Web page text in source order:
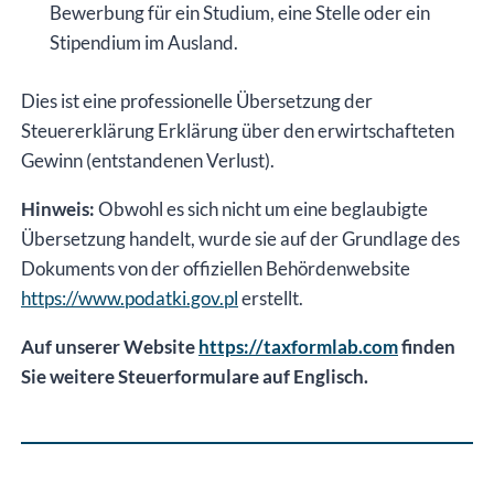
Bewerbung für ein Studium, eine Stelle oder ein
Stipendium im Ausland.
Dies ist eine professionelle Übersetzung der
Steuererklärung Erklärung über den erwirtschafteten
Gewinn (entstandenen Verlust).
Hinweis:Obwohl es sich nicht um eine beglaubigte
Übersetzung handelt, wurde sie auf der Grundlage des
Dokuments von der offiziellen Behördenwebsite
https://www.podatki.gov.plerstellt.
Auf unserer Websitehttps://taxformlab.comfinden
Sie weitere Steuerformulare auf Englisch.